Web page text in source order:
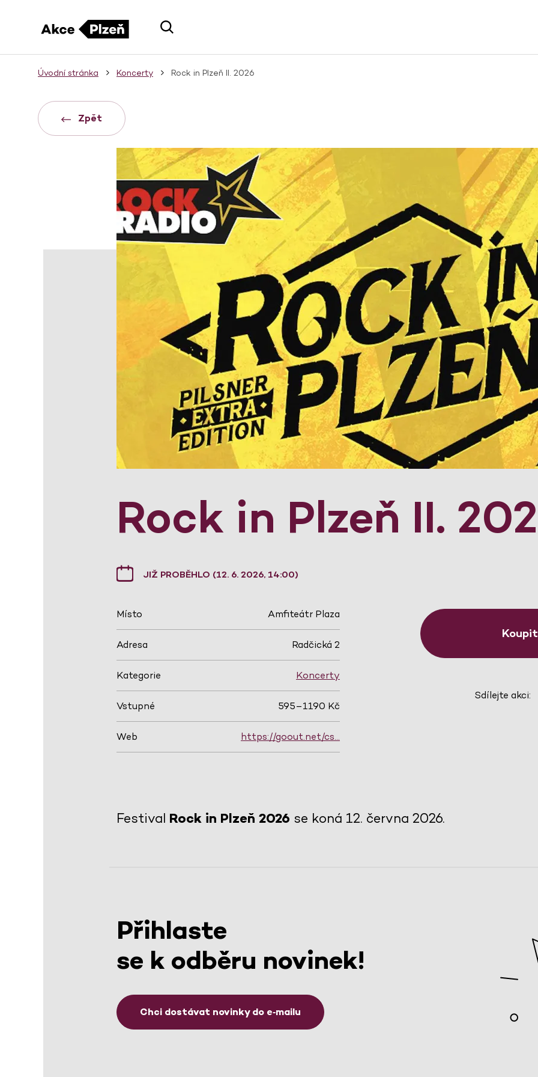
Úvodní stránka Koncerty Rock in Plzeň II. 2026
Zpět
Rock in Plzeň II.
JIŽ PROBĚHLO (12. 6. 2026, 14:00)
Místo Amfiteátr Plaza
Adresa Radčická 2
Kategorie Koncerty
Vstupné 595–1190 Kč
Web https://goout.net/cs…
Sdílejte akci:
Festival Rock in Plzeň 2026 se koná 12. června 2026.
Přihlaste
se k odběru novinek!
Chci dostávat novinky do e‑mailu